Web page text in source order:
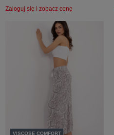
Zaloguj się i zobacz cenę
VISCOSE COMFORT